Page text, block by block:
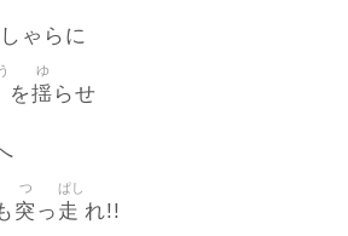
ゃらに
を揺
ゆ
らせ
突
つ
っ 走
ぱし
れ!!